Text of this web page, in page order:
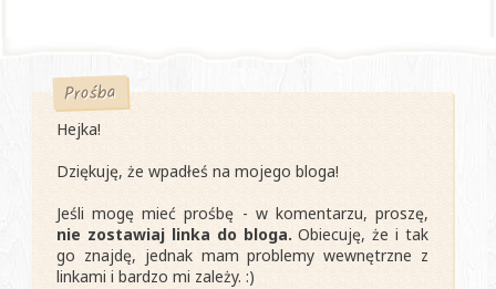
Prośba
Hejka!
Dziękuję, że wpadłeś na mojego bloga!
Jeśli mogę mieć prośbę - w komentarzu, proszę,
nie zostawiaj linka do bloga. Obiecuję, że i tak
go znajdę, jednak mam problemy wewnętrzne z
linkami i bardzo mi zależy. :)